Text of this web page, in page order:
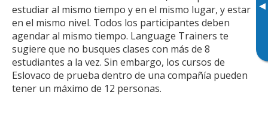
▸
estudiar al mismo tiempo y en el mismo lugar, y estar
en el mismo nivel. Todos los participantes deben
agendar al mismo tiempo. Language Trainers te
sugiere que no busques clases con más de 8
estudiantes a la vez. Sin embargo, los cursos de
Eslovaco de prueba dentro de una compañía pueden
tener un máximo de 12 personas.